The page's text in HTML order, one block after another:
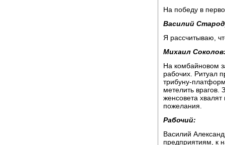
На победу в
Василий
Я рассчитываю,
Михаил
На комбайновом
рабочих. Ритуал
трибуну-
метелить врагов.
женсовета
пожелания.
Рабочий:
Василий
предприятиям, к